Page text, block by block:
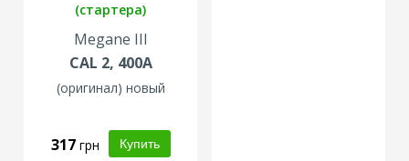
(стартера)
Megane III
CAL 2, 400A
(оригинал) новый
317 грн